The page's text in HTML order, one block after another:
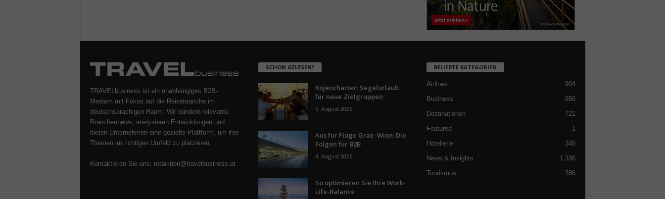
TRAVELbusiness ist ein unabhängiges B2B-
Medium mit Fokus auf die Reisebranche im
deutschsprachigen Raum. Wir bündeln relevante
Branchennews, analysieren Entwicklungen und
bieten Unternehmen eine gezielte Plattform, um ihre
Themen im richtigen Umfeld zu platzieren.
Kontaktieren Sie uns: redaktion@travelbusiness.at
SCHON GELESEN?
Kojencharter: Segelurlaub
für neue Zielgruppen
5. August 2026
Aus für Flüge Graz–Wien: Die
Folgen für B2B
4. August 2026
So optimieren Sie Ihre Work-
Life-Balance
BELIEBTE KATEGORIEN
Airlines
904
Business
656
Destinationen
721
Featured
1
Hotellerie
346
News & Insights
1.336
Tourismus
386